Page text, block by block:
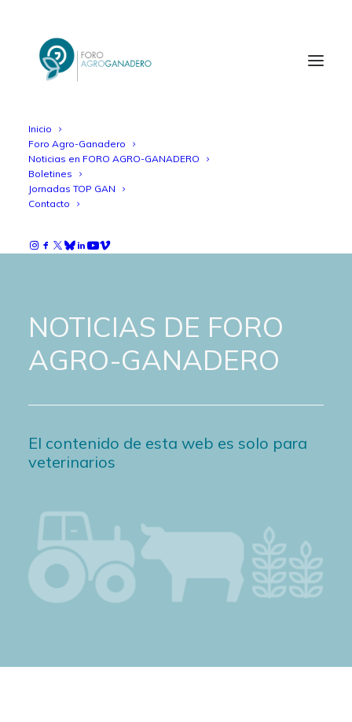
Inicio
Foro Agro-Ganadero
Noticias en FORO AGRO-GANADERO
Boletines
Jornadas TOP GAN
Contacto
NOTICIAS DE FORO
AGRO-GANADERO
El contenido de esta web es solo para
veterinarios